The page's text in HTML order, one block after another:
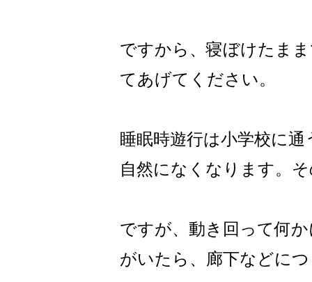
ですから、寝ぼけたま
てあげてください。
睡眠時遊行は小学校に
自然になくなります。
ですが、動き回って何
がいたら、廊下などに